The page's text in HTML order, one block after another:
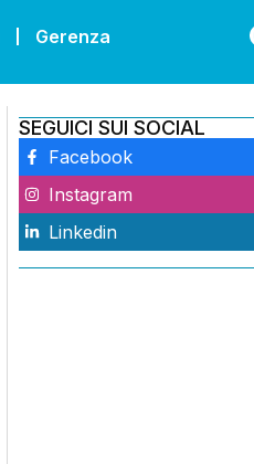
Gerenza
SEGUICI SUI SOCIAL
Facebook
Instagram
Linkedin